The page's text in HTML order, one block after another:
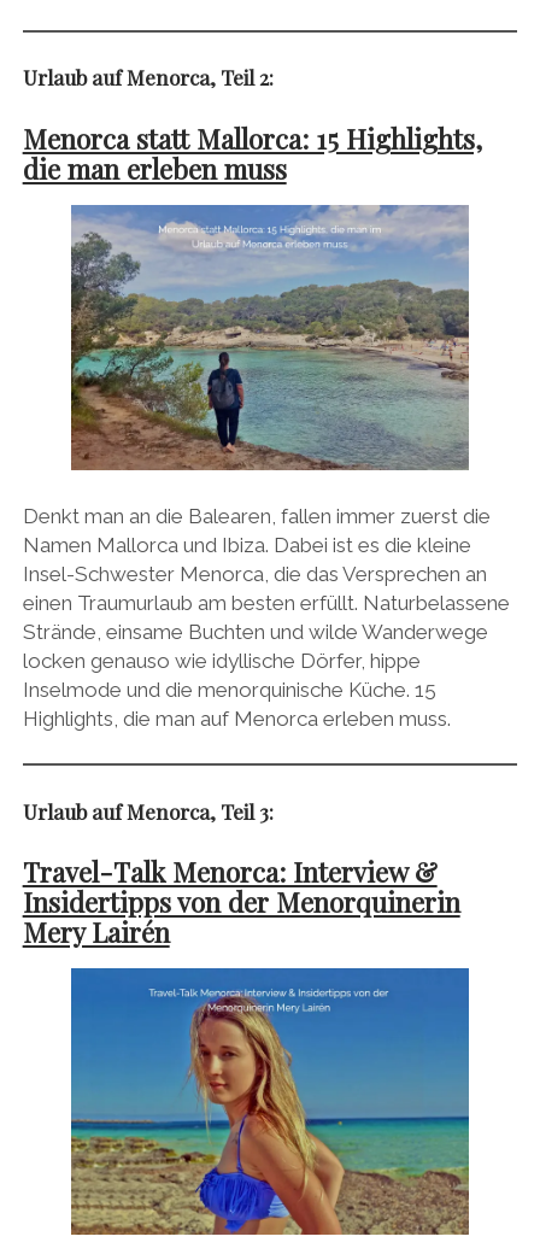
Urlaub auf Menorca, Teil 2:
Menorca statt Mallorca: 15 Highlights,
die man erleben muss
Denkt man an die Balearen, fallen immer zuerst die
Namen Mallorca und Ibiza. Dabei ist es die kleine
Insel-Schwester Menorca, die das Versprechen an
einen Traumurlaub am besten erfüllt. Naturbelassene
Strände, einsame Buchten und wilde Wanderwege
locken genauso wie idyllische Dörfer, hippe
Inselmode und die menorquinische Küche. 15
Highlights, die man auf Menorca erleben muss.
Urlaub auf Menorca, Teil 3:
Travel-Talk Menorca: Interview &
Insidertipps von der Menorquinerin
Mery Lairén